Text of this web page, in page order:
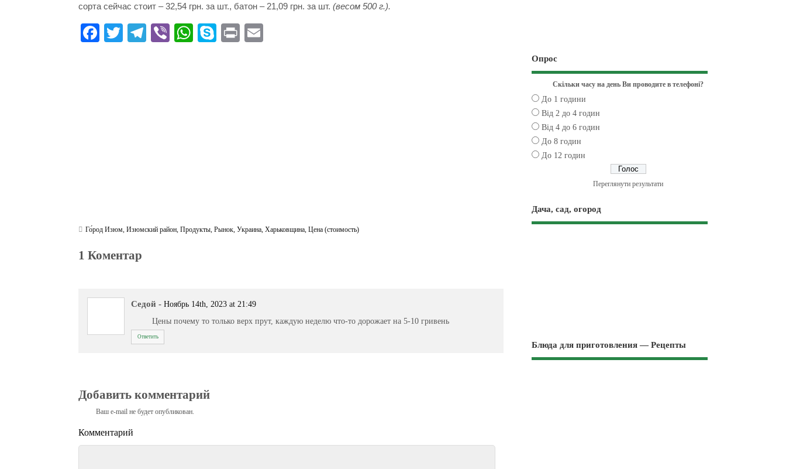
сорта сейчас стоит – 32,54 грн. за шт., батон – 21,09 грн. за шт.(весом 500 г.).
Fa T
Te Vi
W
S
Pr
Го́род Изюм ,Изюмский район ,Продукты ,Рынок ,Украина ,Харьковщина ,Цена (стоимость)
1 Коментар
Седой - Ноябрь 14th, 2023 at 21:49
Цены почему то только верх прут, каждую неделю что-то дорожает на 5-10 гривень
Ответить
Добавить комментарий
Ваш e-mail не будет опубликован.
Комментарий
Опрос
Скільки часу на день Ви проводите в телефоні?
До 1 години
Від 2 до 4 годин
Від 4 до 6 годин
До 8 годин
До 12 годин
Переглянути результати
Дача, сад, огород
Блюда для приготовления — Рецепты